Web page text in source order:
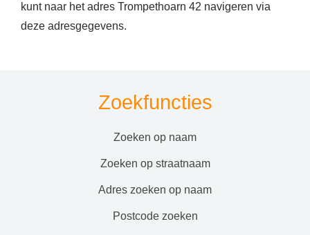
kunt naar het adres Trompethoarn 42 navigeren via
deze adresgegevens.
Zoekfuncties
zoeken op naam
zoeken op straatnaam
adres zoeken op naam
postcode zoeken